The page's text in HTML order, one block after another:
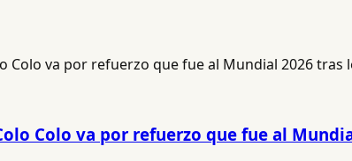
Colo va por refuerzo que fue al